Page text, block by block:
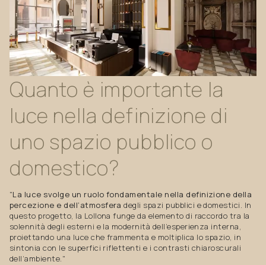
Quanto è importante la
luce nella definizione di
uno spazio pubblico o
domestico?
"La luce svolge un ruolo fondamentale nella definizione della
percezione e dell’atmosfera degli spazi pubblici e domestici. In
questo progetto, la Lollona funge da elemento di raccordo tra la
solennità degli esterni e la modernità dell’esperienza interna,
proiettando una luce che frammenta e moltiplica lo spazio, in
sintonia con le superfici riflettenti e i contrasti chiaroscurali
dell’ambiente."